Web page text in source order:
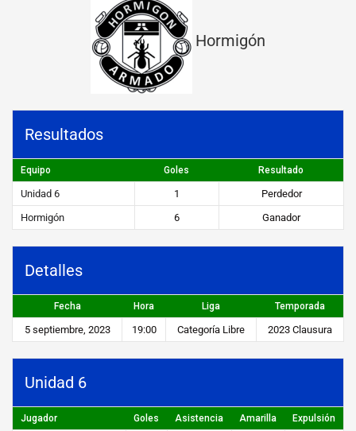
g
ó
n
STEIBI
https://steibi.org.py/wp-
content/uploads/2019/04/STEIBI-
2.png
Hormigón
Resultados
Equipo Goles Resultado
Unidad 6 1
Perdedor
Hormigón
6 Ganador
Detalles
Fecha Hora Liga Temporada
5 septiembre, 2023 19:00 Categoría Libre 2023 Clausura
Unidad 6
Jugador Goles Asistencia Amarilla Expulsión